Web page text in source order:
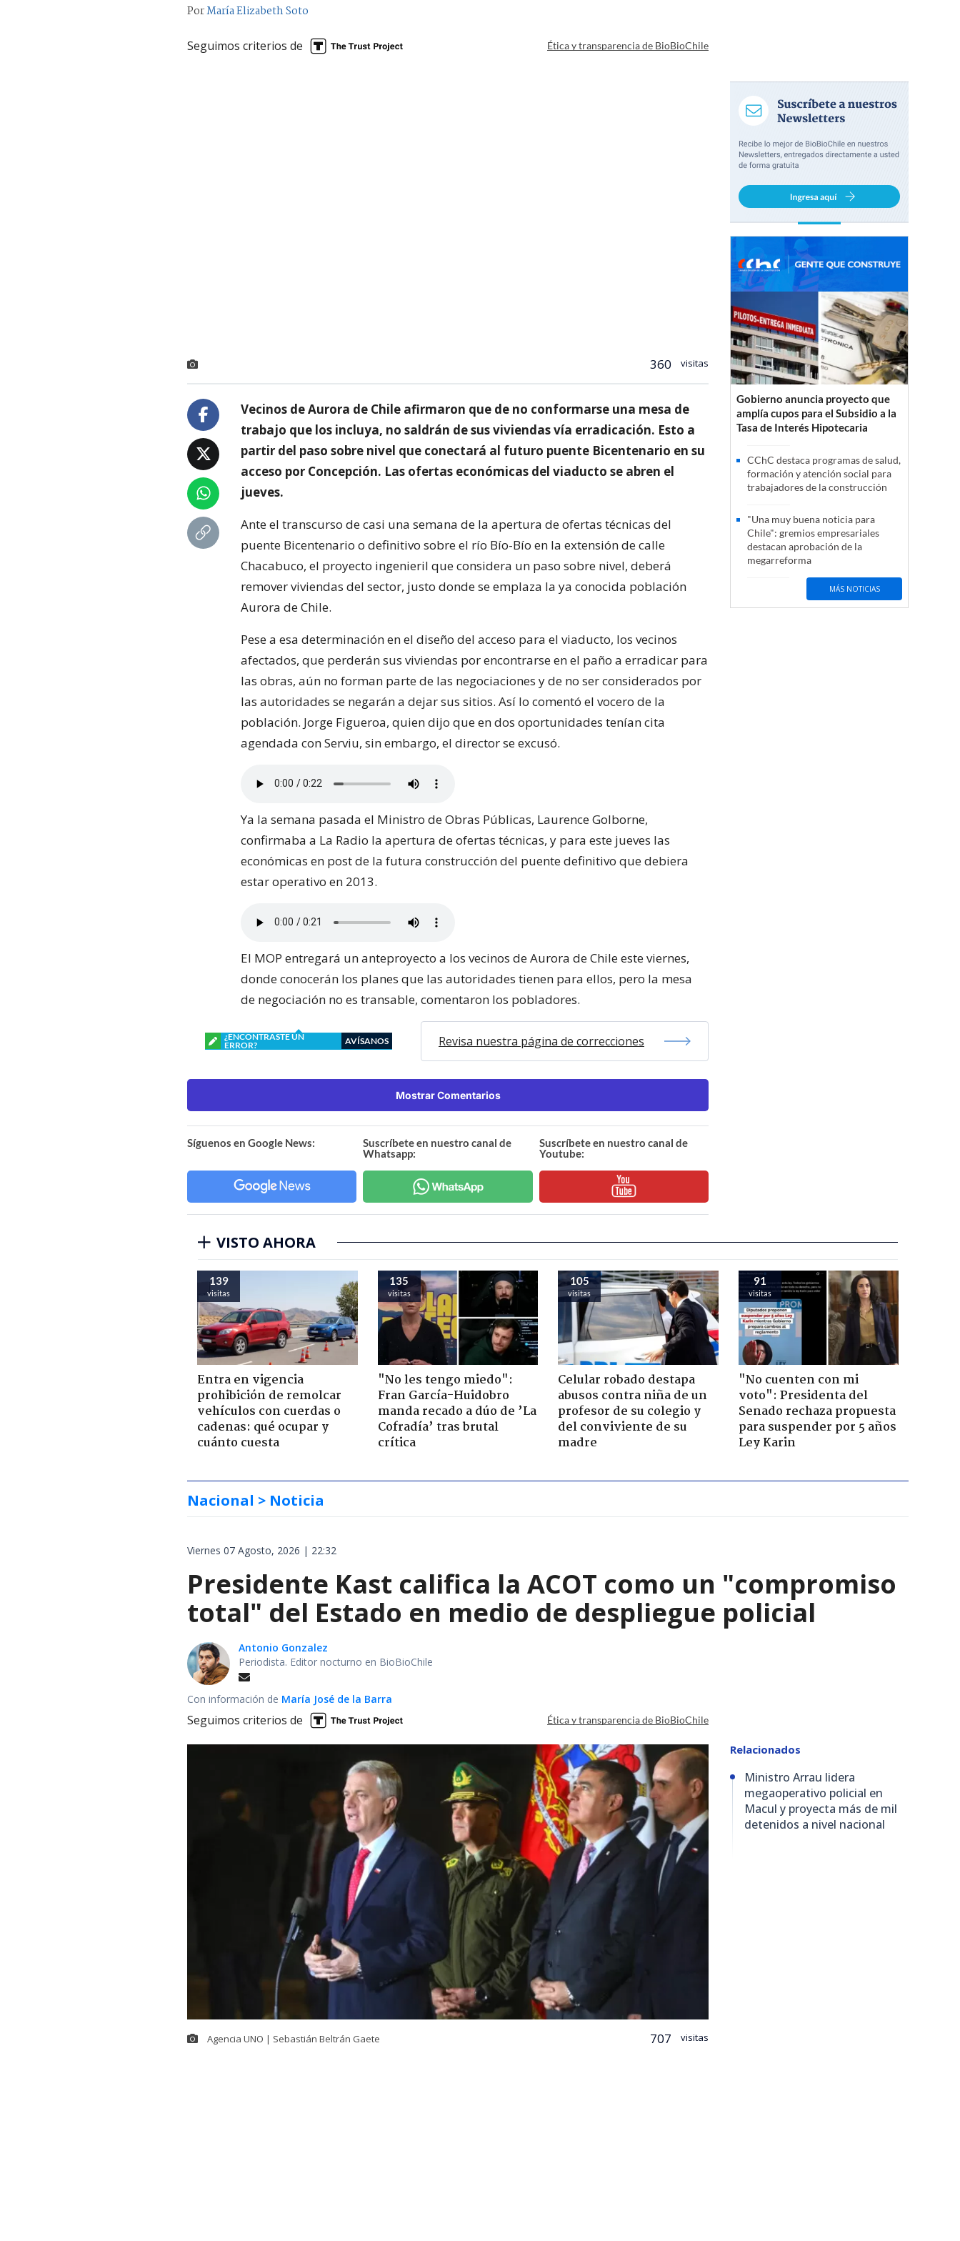
PorMaría Elizabeth Soto
Seguimos criterios de Ética y transparencia de BioBioChile
360 visitas
Vecinos de Aurora de Chile afirmaron que de no conformarse una mesa de
trabajo que los incluya, no saldrán de sus viviendas vía erradicación. Esto a
partir del paso sobre nivel que conectará al futuro puente Bicentenario en su
acceso por Concepción. Las ofertas económicas del viaducto se abren el
jueves.
Ante el transcurso de casi una semana de la apertura de ofertas técnicas del
puente Bicentenario o definitivo sobre el río Bío-Bío en la extensión de calle
Chacabuco, el proyecto ingenieril que considera un paso sobre nivel, deberá
remover viviendas del sector, justo donde se emplaza la ya conocida población
Aurora de Chile.
Pese a esa determinación en el diseño del acceso para el viaducto, los vecinos
afectados, que perderán sus viviendas por encontrarse en el paño a erradicar para
las obras, aún no forman parte de las negociaciones y de no ser considerados por
las autoridades se negarán a dejar sus sitios. Así lo comentó el vocero de la
población. Jorge Figueroa, quien dijo que en dos oportunidades tenían cita
agendada con Serviu, sin embargo, el director se excusó.
Ya la semana pasada el Ministro de Obras Públicas, Laurence Golborne,
confirmaba a La Radio la apertura de ofertas técnicas, y para este jueves las
económicas en post de la futura construcción del puente definitivo que debiera
estar operativo en 2013.
El MOP entregará un anteproyecto a los vecinos de Aurora de Chile este viernes,
donde conocerán los planes que las autoridades tienen para ellos, pero la mesa
de negociación no es transable, comentaron los pobladores.
¿ENCONTRASTE UN
ERROR?
AVÍSANOS Revisa nuestra página de correcciones
Mostrar Comentarios
Síguenos en Google News:
Suscríbete en nuestro canal de
Whatsapp:
Suscríbete en nuestro canal de
Youtube:
Gobierno anuncia proyecto que
amplía cupos para el Subsidio a la
Tasa de Interés Hipotecaria
CChC destaca programas de salud,
formación y atención social para
trabajadores de la construcción
"Una muy buena noticia para
Chile": gremios empresariales
destacan aprobación de la
megarreforma
MÁS NOTICIAS
VISTO AHORA
139
visitas
Entra en vigencia
prohibición de remolcar
vehículos con cuerdas o
cadenas: qué ocupar y
cuánto cuesta
135
visitas
"No les tengo miedo":
Fran García-Huidobro
manda recado a dúo de ’La
Cofradía’ tras brutal
crítica
105
visitas
Celular robado destapa
abusos contra niña de un
profesor de su colegio y
del conviviente de su
madre
91
visitas
"No cuenten con mi
voto": Presidenta del
Senado rechaza propuesta
para suspender por 5 años
Ley Karin
Nacional > Noticia
Viernes 07 Agosto, 2026 | 22:32
Presidente Kast califica la ACOT como un "compromiso
total" del Estado en medio de despliegue policial
Antonio Gonzalez
Periodista. Editor nocturno en BioBioChile
Con información de María José de la Barra
Seguimos criterios de Ética y transparencia de BioBioChile
Agencia UNO | Sebastián Beltrán Gaete 707 visitas
Relacionados
Ministro Arrau lidera
megaoperativo policial en
Macul y proyecta más de mil
detenidos a nivel nacional